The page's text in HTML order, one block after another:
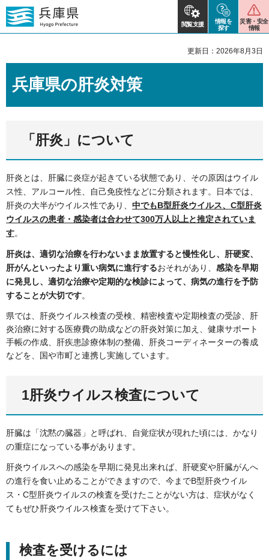
閲覧支援
情報を
探す
災害・安全
情報
更新日：2026年8月3日
兵庫県の肝炎対策
「肝炎」について
肝炎とは、肝臓に炎症が起きている状態であり、その原因はウイル
ス性、アルコール性、自己免疫性などに分類されます。日本では、
肝炎の大半がウイルス性であり、 中でもB型肝炎ウイルス、C型肝炎
ウイルスの患者・感染者は合わせて300万人以上と推定されていま
す。
肝炎は、適切な治療を行わないまま放置すると慢性化し、肝硬変、
肝がんといったより重い病気に進行するおそれがあり、 感染を早期
に発見し、適切な治療や定期的な検診によって、病気の進行を予防
することが大切です。
県では、肝炎ウイルス検査の受検、精密検査や定期検査の受診、肝
炎治療に対する医療費の助成などの肝炎対策に加え、健康サポート
手帳の作成、肝疾患診療体制の整備、肝炎コーディネーターの養成
などを、国や市町と連携し実施しています。
1肝炎ウイルス検査について
肝臓は「沈黙の臓器」と呼ばれ、自覚症状が現れた頃には、かなり
の重症になっている事があります。
肝炎ウイルスへの感染を早期に発見出来れば、肝硬変や肝臓がんへ
の進行を食い止めることができますので、今までB型肝炎ウイル
ス・C型肝炎ウイルスの検査を受けたことがない方は、症状がなく
てもぜひ肝炎ウイルス検査を受けて下さい。
検査を受けるには